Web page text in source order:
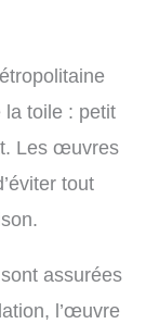
la toile : petit
Les œuvres
tout
assurées
l’œuvre